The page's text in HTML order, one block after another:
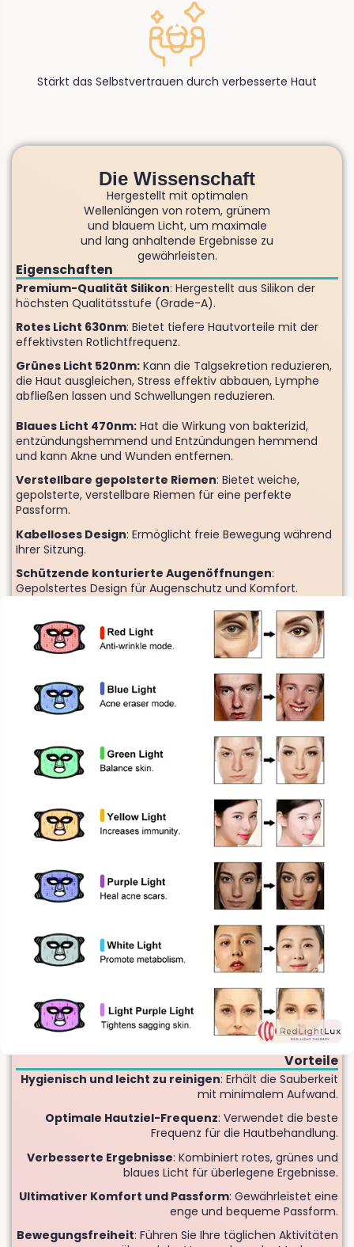
Stärkt das Selbstvertrauen durch verbesserte Haut
Die Wissenschaft
Hergestellt mit optimalen
Wellenlängen von rotem, grünem
und blauem Licht, um maximale
und lang anhaltende Ergebnisse zu
gewährleisten.
Eigenschaften
Premium-Qualität Silikon: Hergestellt aus Silikon der
höchsten Qualitätsstufe (Grade-A).
Rotes Licht 630nm: Bietet tiefere Hautvorteile mit der
effektivsten Rotlichtfrequenz.
Grünes Licht 520nm: Kann die Talgsekretion reduzieren,
die Haut ausgleichen, Stress effektiv abbauen, Lymphe
abfließen lassen und Schwellungen reduzieren.
Blaues Licht 470nm: Hat die Wirkung von bakterizid,
entzündungshemmend und Entzündungen hemmend
und kann Akne und Wunden entfernen.
Verstellbare gepolsterte Riemen: Bietet weiche,
gepolsterte, verstellbare Riemen für eine perfekte
Passform.
Kabelloses Design: Ermöglicht freie Bewegung während
Ihrer Sitzung.
Schützende konturierte Augenöffnungen:
Gepolstertes Design für Augenschutz und Komfort.
Vorteile
Hygienisch und leicht zu reinigen: Erhält die Sauberkeit
mit minimalem Aufwand.
Optimale Hautziel-Frequenz: Verwendet die beste
Frequenz für die Hautbehandlung.
Verbesserte Ergebnisse: Kombiniert rotes, grünes und
blaues Licht für überlegene Ergebnisse.
Ultimativer Komfort und Passform: Gewährleistet eine
enge und bequeme Passform.
Bewegungsfreiheit: Führen Sie Ihre täglichen Aktivitäten